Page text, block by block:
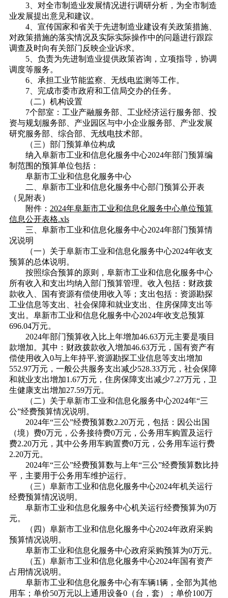
3、对全市制造业发展情况进行调研分析，为全市制造
业发展提出意见和建议。
4、宣传国家和省关于先进制造业建设有关政策措施、
对政策措施的落实情况及实际实际操作中的问题进行跟踪
调查及时向有关部门反映企业诉求。
5、负责为先进制造业提供政策咨询，立项指导，协调
调度等服务。
6、承担工业节能监察、无线电监测等工作。
7、完成市委市政府和工信局交办的任务。
（二）机构设置
7个部室：工业产融服务部、工业经济运行服务部、投
资与规划服务部、产业园区与中小企业服务部、产业发展
研究服务部、综合部、无线电技术部。
（三）部门预算单位构成
纳入阜新市工业和信息化服务中心2024年部门预算编
制范围的预算单位包括：
阜新市工业和信息化服务中心
二、阜新市工业和信息化服务中心部门预算公开表
（见附表）
附件： 2024年阜新市工业和信息化服务中心单位预算
信息公开表格.xls
三、阜新市工业和信息化服务中心2024年部门预算情
况说明
（一）关于阜新市工业和信息化服务中心2024年收支
预算的总体说明。
按照综合预算的原则，阜新市工业和信息化服务中心
所有收入和支出均纳入部门预算管理。收入包括：财政拨
款收入、国有资源有偿使用收入等；支出包括：资源勘探
工业信息等支出、社会保障和就业支出、住房保障支出等
支出。阜新市工业和信息化服务中心2024年收支总预算
696.04万元。
2024年部门预算收入比上年增加46.63万元主要是项目
款增加。其中：财政拨款收入增加46.63万元，国有资产有
偿使用收入0与上年持平,资源勘探工业信息等支出增加
552.97万元，一般公共服务支出减少528.33万元，社会保障
和就业支出增加1.67万元，住房保障支出减少7.27万元，卫
生健康支出增加27.59万元。
（二）关于阜新市工业和信息化服务中心2024年“三
公”经费预算情况说明。
2024年“三公”经费预算数2.20万元，包括：因公出国
（境）费0万元，公务接待费0万元，公务用车购置及运行
费2.20万元，其中公务用车购置费0万元，公务用车运行费
2.20万元。
2024年“三公”经费预算数与上年“三公”经费预算数比持
平，主要用于公务用车维护运行。
（三）阜新市工业和信息化服务中心2024年机关运行
经费预算情况说明。
阜新市工业和信息化服务中心机关运行经费预算为0万
元。
（四）阜新市工业和信息化服务中心2024年政府采购
预算情况说明。
阜新市工业和信息化服务中心政府采购预算为0万元。
（五）阜新市工业和信息化服务中心2024年国有资产
占用情况说明。
阜新市工业和信息化服务中心有车辆1辆，全部为其他
用车；单价50万元以上通用设备0（台，套）；单价100万